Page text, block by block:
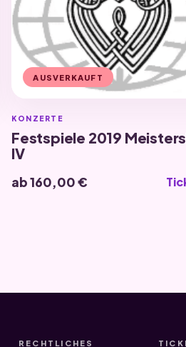
AUSVERKAUFT
KONZERTE
Festspiele 2019
IV
ab 160,00 €
RECHTLICHES